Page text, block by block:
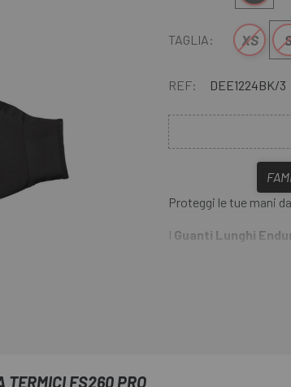
TAGLIA: XS
REF: DEE1224BK/3
Proteggi le tue mani
I Guanti Lunghi
Thermoroubaix® con
TERMICI FS260 PRO